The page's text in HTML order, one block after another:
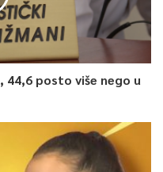
44,6 posto više nego u